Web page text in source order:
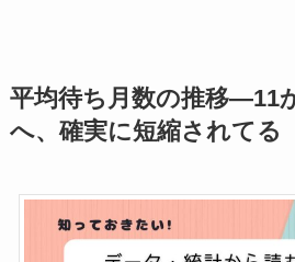
平均待ち月数の推移—11
へ、確実に短縮されてる